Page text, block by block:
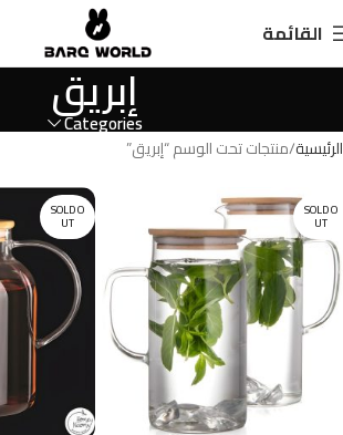
القائمة
إبريق
Categories
الرئيسية منتجات تحت الوسم “إبريق”
SOLD O
UT
SOLD O
UT